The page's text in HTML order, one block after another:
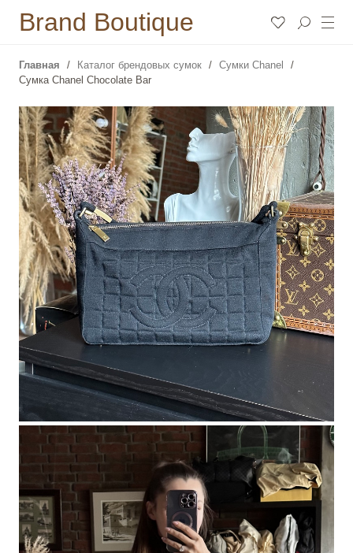
Brand Boutique
Главная Каталог брендовых сумок
Сумки Chanel
Сумка Chanel Chocolate Bar